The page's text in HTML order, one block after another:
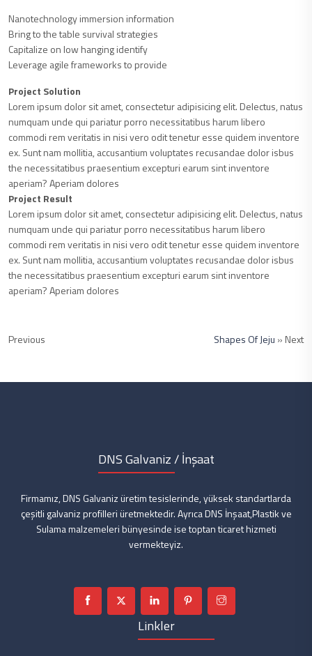
Nanotechnology immersion information
Bring to the table survival strategies
Capitalize on low hanging identify
Leverage agile frameworks to provide
Project Solution
Lorem ipsum dolor sit amet, consectetur adipisicing elit. Delectus, natus
numquam unde qui pariatur porro necessitatibus harum libero
commodi rem veritatis in nisi vero odit tenetur esse quidem inventore
ex. Sunt nam mollitia, accusantium voluptates recusandae dolor isbus
the necessitatibus praesentium excepturi earum sint inventore
aperiam? Aperiam dolores
Project Result
Lorem ipsum dolor sit amet, consectetur adipisicing elit. Delectus, natus
numquam unde qui pariatur porro necessitatibus harum libero
commodi rem veritatis in nisi vero odit tenetur esse quidem inventore
ex. Sunt nam mollitia, accusantium voluptates recusandae dolor isbus
the necessitatibus praesentium excepturi earum sint inventore
aperiam? Aperiam dolores
Previous Shapes Of Jeju » Next
DNS Galvaniz / İnşaat
Firmamız, DNS Galvaniz üretim tesislerinde, yüksek standartlarda
çeşitli galvaniz profilleri üretmektedir. Ayrıca DNS İnşaat,Plastik ve
Sulama malzemeleri bünyesinde ise toptan ticaret hizmeti
vermekteyiz.
Linkler